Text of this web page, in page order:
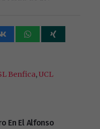
Benfica,UCL
En El Alfonso